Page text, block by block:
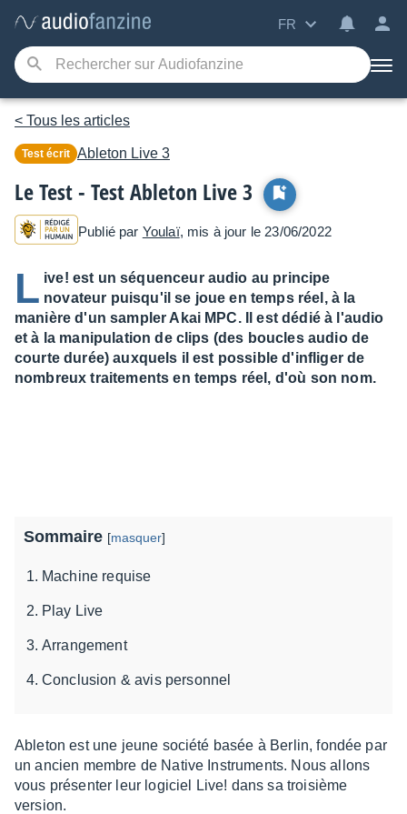
FR
< Tous les articles
Test écrit Ableton Live 3
Le Test - Test Ableton Live 3
Publié par Youlaï, mis à jour le 23/06/2022
L ive! est un séquenceur audio au principe
novateur puisqu'il se joue en temps réel, à la
manière d'un sampler Akai MPC. Il est dédié à l'audio
et à la manipulation de clips (des boucles audio de
courte durée) auxquels il est possible d'infliger de
nombreux traitements en temps réel, d'où son nom.
Sommaire [masquer]
Machine requise
Play Live
Arrangement
Conclusion & avis personnel
Able­ton est une jeune société basée à Berlin, fondée par
un ancien membre de Native Instru­ments. Nous allons
vous présen­ter leur logi­ciel Live! dans sa troi­sième
version.